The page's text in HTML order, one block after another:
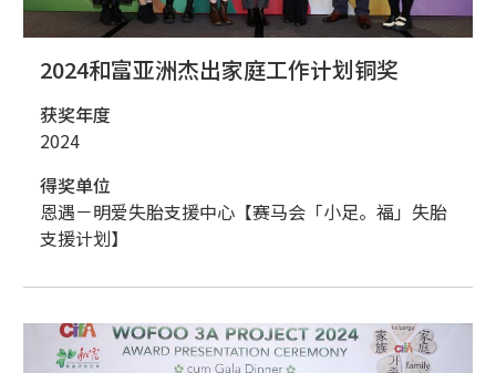
2024和富亚洲杰出家庭工作计划铜奖
获奖年度
2024
得奖单位
恩遇－明爱失胎支援中心【赛马会「小足。福」失胎
支援计划】